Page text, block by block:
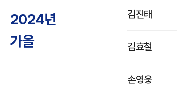
2024년
가을
김진태
김효철
손영웅